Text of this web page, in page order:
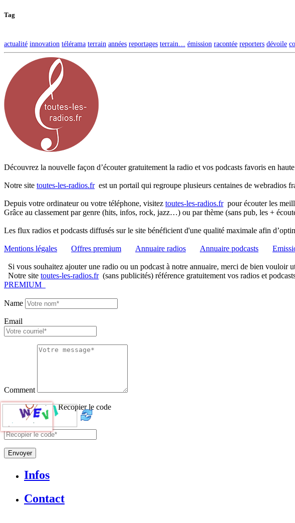
Tag
actualité innovation télérama terrain années reportages terrain… émission racontée reporters dévoile
Découvrez la nouvelle façon d’écouter gratuitement la radio et vos podcasts favoris en
Notre site toutes-les-radios.frest un portail qui regroupe plusieurs centaines de webradios
Depuis votre ordinateur ou votre téléphone, visitez toutes-les-radios.frpour écouter les
Grâce au classement par genre (hits, infos, rock, jazz…) ou par thème (sans pub, les +
Les flux radios et podcasts diffusés sur le site bénéficient d'une qualité maximale afin
Mentions légales Offres premium Annuaire radios Annuaire podcasts
Si vous souhaitez ajouter une radio ou un podcast à notre annuaire, merci de bien vouloir
Notre site toutes-les-radios.fr(sans publicités) référence gratuitement vos radios et
PREMIUM
Name
Email
Comment
Recopier le code
Envoyer
Infos
Contact